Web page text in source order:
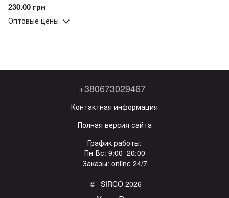
230.00 грн
Оптовые цены
+380673029467
Контактная информация
Полная версия сайта
График работы:
Пн-Вс: 9:00–20:00
Заказы: online 24/7
© SIRCO 2026